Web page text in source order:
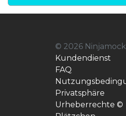
© 2026
Kundendienst
FAQ
Privatsphäre
Urheberrechte ©